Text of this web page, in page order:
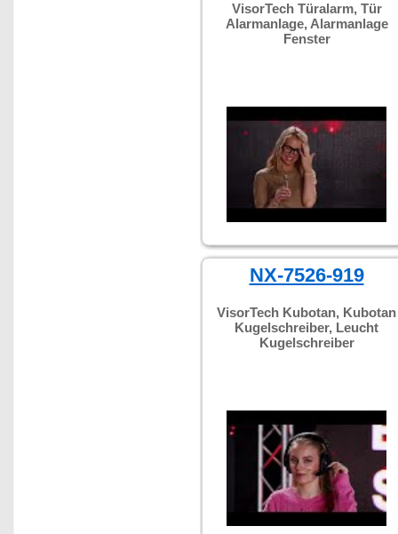
VisorTech Türalarm, Tür
Alarmanlage, Alarmanlage
Fenster
NX-7526-919
VisorTech Kubotan, Kubotan
Kugelschreiber, Leucht
Kugelschreiber